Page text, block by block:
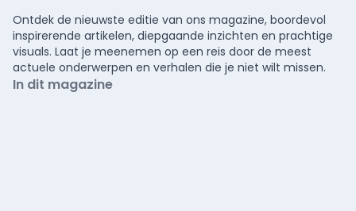
Ontdek de nieuwste editie van ons magazine, boordevol
inspirerende artikelen, diepgaande inzichten en prachtige
visuals. Laat je meenemen op een reis door de meest
actuele onderwerpen en verhalen die je niet wilt missen.
In dit magazine